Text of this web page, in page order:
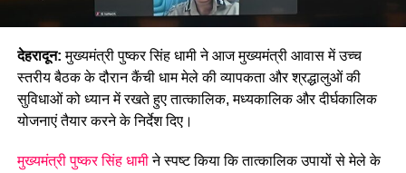
देहरादून:मुख्यमंत्री पुष्कर सिंह धामी ने आज मुख्यमंत्री आवास में उच्च
स्तरीय बैठक के दौरान कैंची धाम मेले की व्यापकता और श्रद्धालुओं की
सुविधाओं को ध्यान में रखते हुए तात्कालिक, मध्यकालिक और दीर्घकालिक
योजनाएं तैयार करने के निर्देश दिए।
मुख्यमंत्री पुष्कर सिंह धामीने स्पष्ट किया कि तात्कालिक उपायों से मेले के